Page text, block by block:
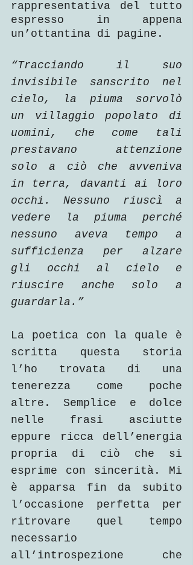
rappresentativa del tutto
espresso in appena
un’ottantina di pagine.
“Tracciando il suo
invisibile sanscrito nel
cielo, la piuma sorvolò
un villaggio popolato di
uomini, che come tali
prestavano attenzione
solo a ciò che avveniva
in terra, davanti ai loro
occhi. Nessuno riuscì a
vedere la piuma perché
nessuno aveva tempo a
sufficienza per alzare
gli occhi al cielo e
riuscire anche solo a
guardarla.”
La poetica con la quale è
scritta questa storia
l’ho trovata di una
tenerezza come poche
altre. Semplice e dolce
nelle frasi asciutte
eppure ricca dell’energia
propria di ciò che si
esprime con sincerità. Mi
è apparsa fin da subito
l’occasione perfetta per
ritrovare quel tempo
necessario
all’introspezione che